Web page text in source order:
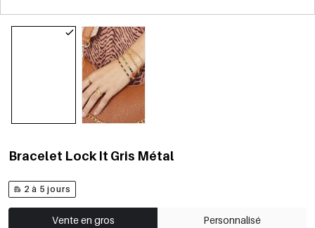
Bracelet Lock It Gris Métal
2 à 5 jours
Vente en gros Personnalisé